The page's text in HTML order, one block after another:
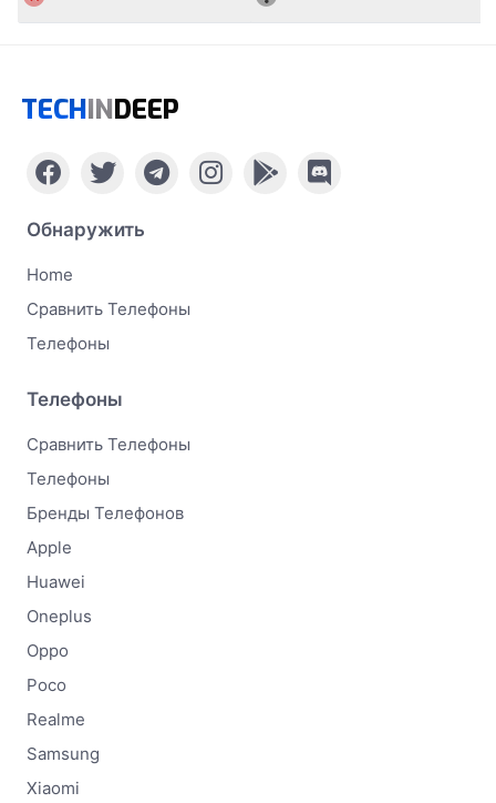
TECHINDEEP
Обнаружить
Home
Сравнить Телефоны
Телефоны
Телефоны
Сравнить Телефоны
Телефоны
Бренды Телефонов
Apple
Huawei
Oneplus
Oppo
Poco
Realme
Samsung
Xiaomi